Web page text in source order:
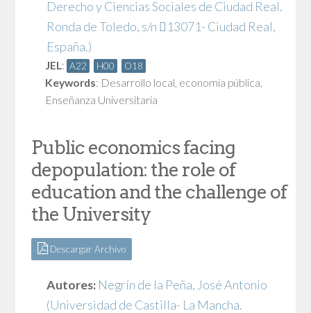
Derecho y Ciencias Sociales de Ciudad Real.
Ronda de Toledo, s/n 13071- Ciudad Real,
España.)
JEL: A22 H00 O18
Keywords: Desarrollo local, economía pública,
Enseñanza Universitaria
Public economics facing
depopulation: the role of
education and the challenge of
the University
Descargar Archivo
Autores: Negrín de la Peña, José Antonio
(Universidad de Castilla- La Mancha.